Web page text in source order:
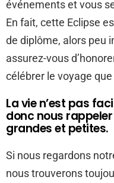
événements et vous
En fait, cette Eclipse
de diplôme, alors peu
assurez-vous
célébrer le voyage
La vie n’est pas
donc nous
grandes et petites.
Si nous regardons
nous trouverons